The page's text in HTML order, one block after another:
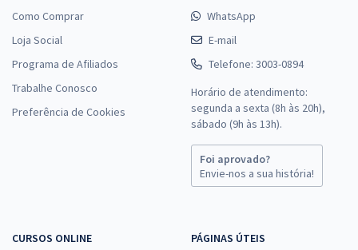
Como Comprar
Loja Social
Programa de Afiliados
Trabalhe Conosco
Preferência de Cookies
WhatsApp
E-mail
Telefone: 3003-0894
Horário de atendimento:
segunda a sexta (8h às 20h),
sábado (9h às 13h).
Foi aprovado?
Envie-nos a sua história!
CURSOS ONLINE
PÁGINAS ÚTEIS